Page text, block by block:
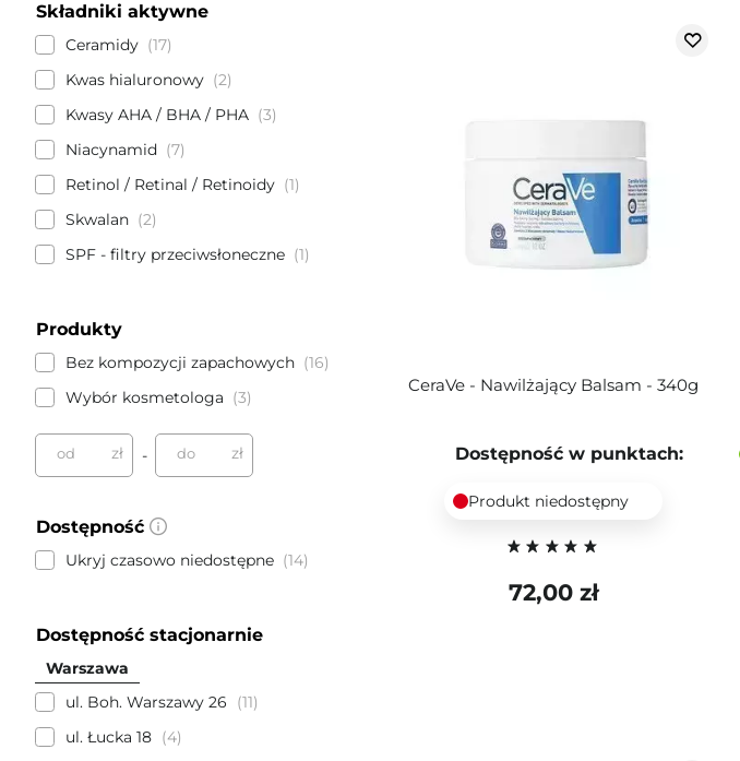
Składniki aktywne
Ceramidy
17
Kwas hialuronowy
2
Kwasy AHA / BHA / PHA
3
Niacynamid
7
Retinol / Retinal / Retinoidy
1
Skwalan
2
SPF - filtry przeciwsłoneczne
1
Produkty
Bez kompozycji zapachowych
16
Wybór kosmetologa
3
od zł - do zł
Dostępność
Ukryj czasowo niedostępne 14
Dostępność stacjonarnie
Warszawa
ul. Boh. Warszawy 26
11
ul. Łucka 18
4
CeraVe - Nawilżający Balsam - 340g
Dostępność w punktach:
Produkt niedostępny
72,00 zł